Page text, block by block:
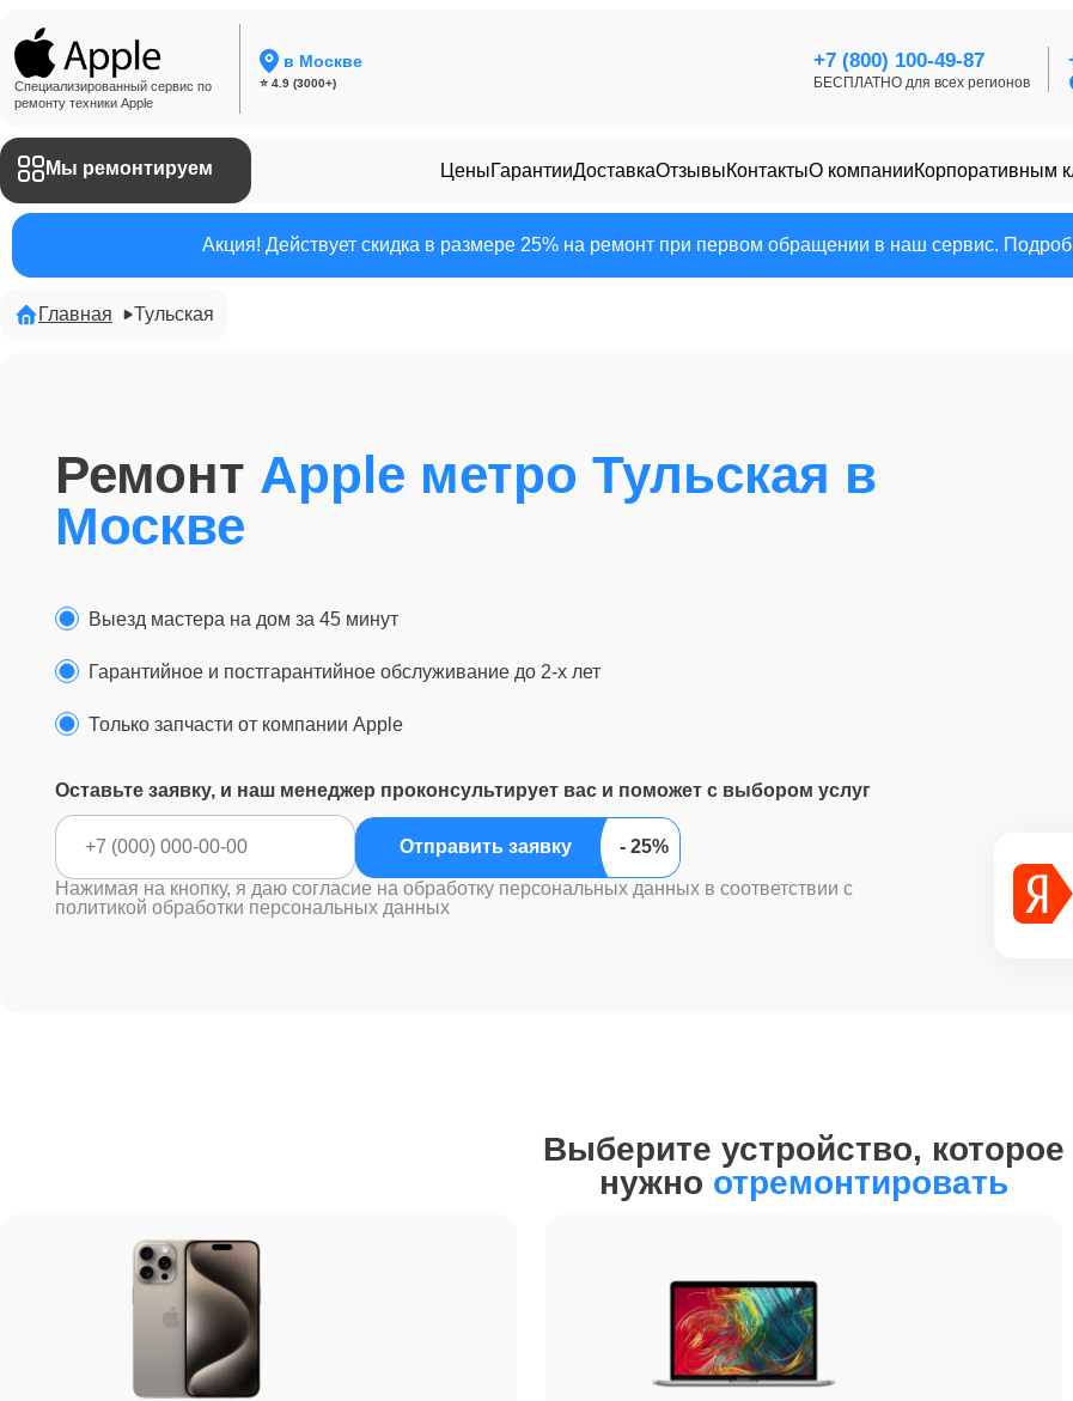
Специализированный сервис по
ремонту техники Apple
в Москве
⭐ 4.9 (3000+)
+7 (800) 100-49-87
БЕСПЛАТНО для всех регионов
Мы ремонтируем ЦеныГарантииДоставкаОтзывыКонтактыО компанииКорпоративным
Акция! Действует скидка в размере 25% на ремонт при первом обращении в наш сервис.
Главная Тульская
Ремонт Apple метро Тульская в
Москве
Выезд мастера на дом за 45 минут
Гарантийное и постгарантийное обслуживание до 2-х лет
Только запчасти от компании Apple
Оставьте заявку, и наш менеджер проконсультирует вас и поможет с выбором услуг
Отправить заявку
Нажимая на кнопку, я даю согласие на обработку персональных данных в соответствии с
политикой обработки персональных данных
Выберите устройство, которое
нужно отремонтировать